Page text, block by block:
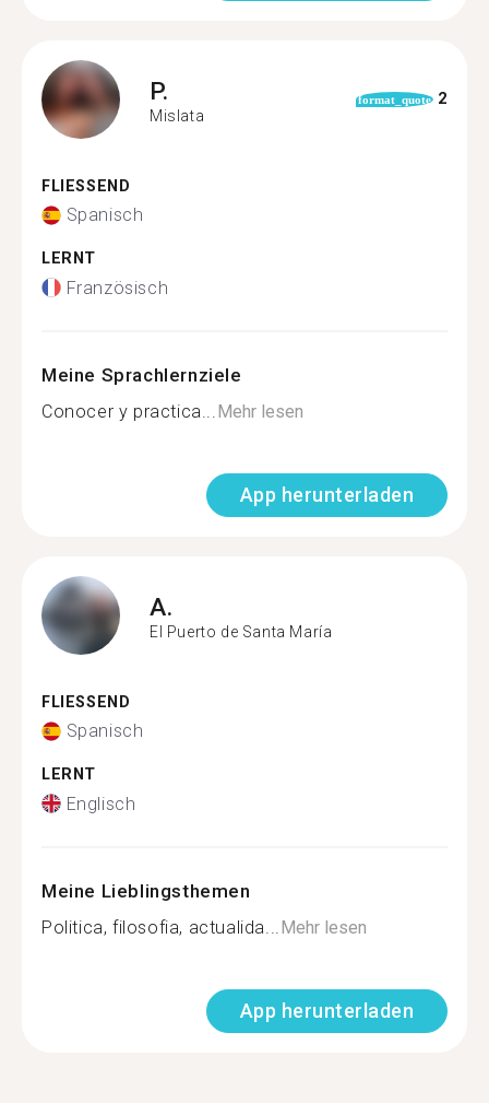
P.
Mislata
format_quote 2
FLIESSEND
Spanisch
LERNT
Französisch
Meine Sprachlernziele
Conocer y practica... Mehr lesen
App herunterladen
A.
El Puerto de Santa María
FLIESSEND
Spanisch
LERNT
Englisch
Meine Lieblingsthemen
Politica, filosofia, actualida... Mehr lesen
App herunterladen